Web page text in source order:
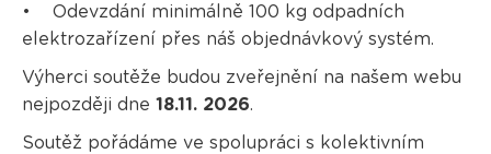
• Odevzdání minimálně 100 kg odpadních
elektrozařízení přes náš objednávkový systém.
Výherci soutěže budou zveřejnění na našem webu
nejpozději dne 18.11. 2026.
Soutěž pořádáme ve spolupráci s kolektivním